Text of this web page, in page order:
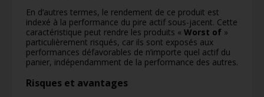
En d’autres termes, le rendement de ce produit est
indexé à la performance du pire actif sous-jacent. Cette
caractéristique peut rendre les produits « Worst of »
particulièrement risqués, car ils sont exposés aux
performances défavorables de n’importe quel actif du
panier, indépendamment de la performance des autres.
Risques et avantages